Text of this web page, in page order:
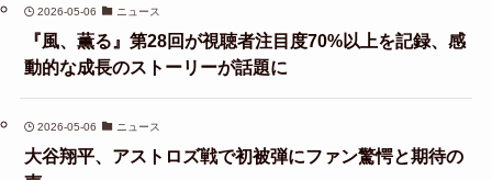
2026-05-06 ニュース
『風、薫る』第28回が視聴者注目度70%以上を記録、感
動的な成長のストーリーが話題に
2026-05-06 ニュース
大谷翔平、アストロズ戦で初被弾にファン驚愕と期待の